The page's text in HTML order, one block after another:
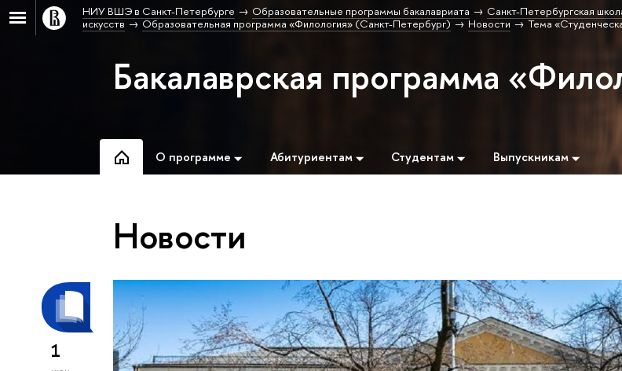
НИУ ВШЭ в Санкт-Петербурге Образовательные программы бакалавриата
Санкт-Петербургская
искусств
Образовательная программа «Филология» (Санкт-Петербург) Новости Тема
Бакалаврская программа
О программе Абитуриентам Студентам Выпускникам
Новости
1